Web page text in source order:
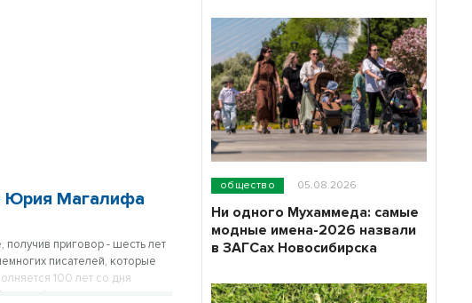
Юрия Магалифа
приговор - шесть лет
писателей, которые
100 лет со дня
сквере в рамках
общество 05.08.2026
Ни одного Мухаммеда: самые
модные имена-2026 назвали
в ЗАГСах Новосибирска